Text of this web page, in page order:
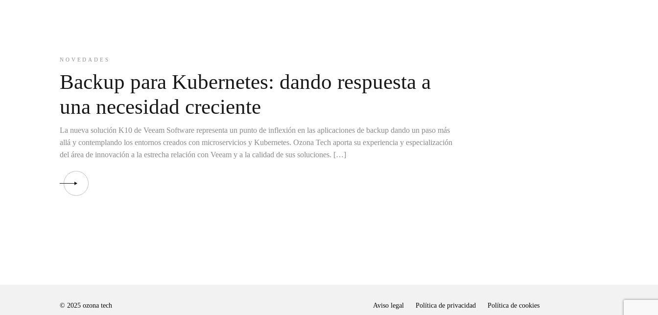
NOVEDADES
Backup para Kubernetes: dando respuesta a
una necesidad creciente
La nueva solución K10 de Veeam Software representa un punto de inflexión en las aplicaciones de backup dando un paso más
allá y contemplando los entornos creados con microservicios y Kubernetes. Ozona Tech aporta su experiencia y especialización
del área de innovación a la estrecha relación con Veeam y a la calidad de sus soluciones. […]
© 2025 ozona tech Aviso legal Política de privacidad Política de cookies